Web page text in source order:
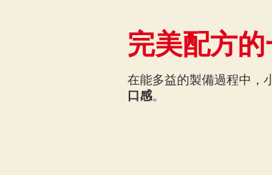
完美配方的
在能多益的製備過程中，
口感。